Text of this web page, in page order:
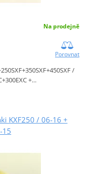
Na prodejně
Porovnat
/
+…
KXF250 / 06-16 +
15